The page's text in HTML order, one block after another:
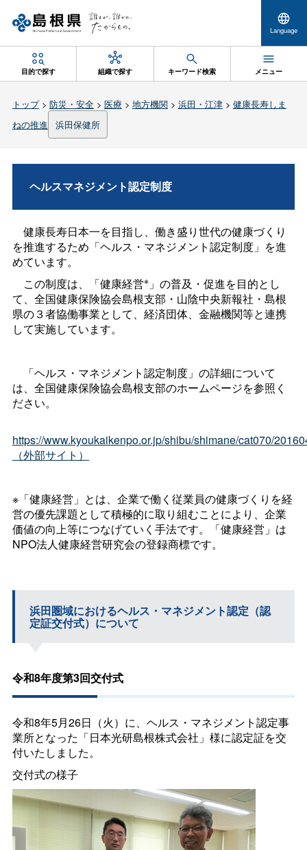
Language
目的で探す 組織で探す キーワード検索 メニュー
トップ> 防災・安全> 医療 > 地方機関> 浜田・江津> 健康長寿しま
ねの推進
浜田保健所
ヘルスマネジメント認定制度
健康長寿日本一を目指し、働き盛り世代の健康づくり
を推進するため「ヘルス・マネジメント認定制度」を進
めています。
この制度は、「健康経営※」の普及・促進を目的とし
て、全国健康保険協会島根支部・山陰中央新報社・島根
県の３者協働事業として、経済団体、金融機関等と連携
して実施しています。
「ヘルス・マネジメント認定制度」の詳細について
は、全国健康保険協会島根支部のホームページを参照く
ださい。
https://www.kyoukaikenpo.or.jp/shibu/shimane/cat070/
（外部サイト）
※「健康経営」とは、企業で働く従業員の健康づくりを経
営の優先課題として積極的に取り組むことにより、企業
価値の向上等につなげていく手法です。「健康経営」は
NPO法人健康経営研究会の登録商標です。
浜田圏域におけるヘルス・マネジメント認定（認
定証交付式）について
令和8年度第3回交付式
令和8年5月26日（火）に、ヘルス・マネジメント認定事
業所となった「日本光研島根株式会社」様に認定証を交
付いたしました。
交付式の様子